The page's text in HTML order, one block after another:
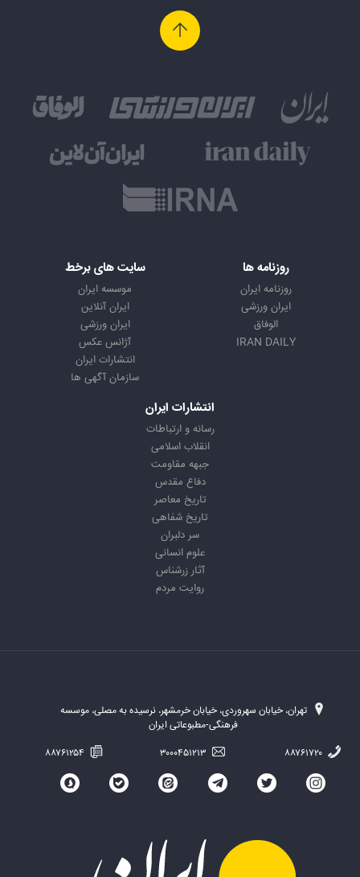
روزنامه ها
روزنامه ایران
ایران ورزشی
الوفاق
IRAN DAILY
سایت های برخط
موسسه ایران
ایران آنلاین
ایران ورزشی
آژانس عکس
انتشارات ایران
سازمان آگهی ها
انتشارات ایران
رسانه و ارتباطات
انقلاب اسلامی
جبهه مقاومت
دفاع مقدس
تاریخ معاصر
تاریخ شفاهی
سر دلبران
علوم انسانی
آثار زرشناس
روایت مردم
تهران، خیابان سهروردی، خیابان خرمشهر، نرسیده به مصلی، موسسه
فرهنگی-مطبوعاتی ایران